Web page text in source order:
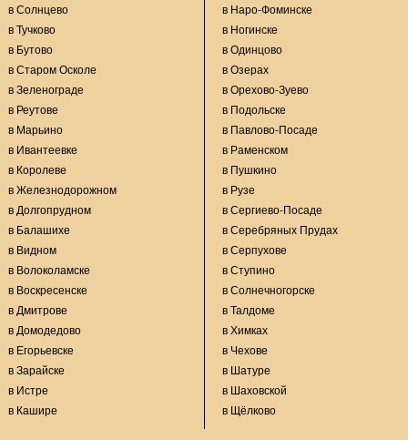
в Солнцево
в Тучково
в Бутово
в Старом Осколе
в Зеленограде
в Реутове
в Марьино
в Ивантеевке
в Королеве
в Железнодорожном
в Долгопрудном
в Балашихе
в Видном
в Волоколамске
в Воскресенске
в Дмитрове
в Домодедово
в Егорьевске
в Зарайске
в Истре
в Кашире
в Наро-Фоминске
в Ногинске
в Одинцово
в Озерах
в Орехово-Зуево
в Подольске
в Павлово-Посаде
в Раменском
в Пушкино
в Рузе
в Сергиево-Посаде
в Серебряных Прудах
в Серпухове
в Ступино
в Солнечногорске
в Талдоме
в Химках
в Чехове
в Шатуре
в Шаховской
в Щёлково